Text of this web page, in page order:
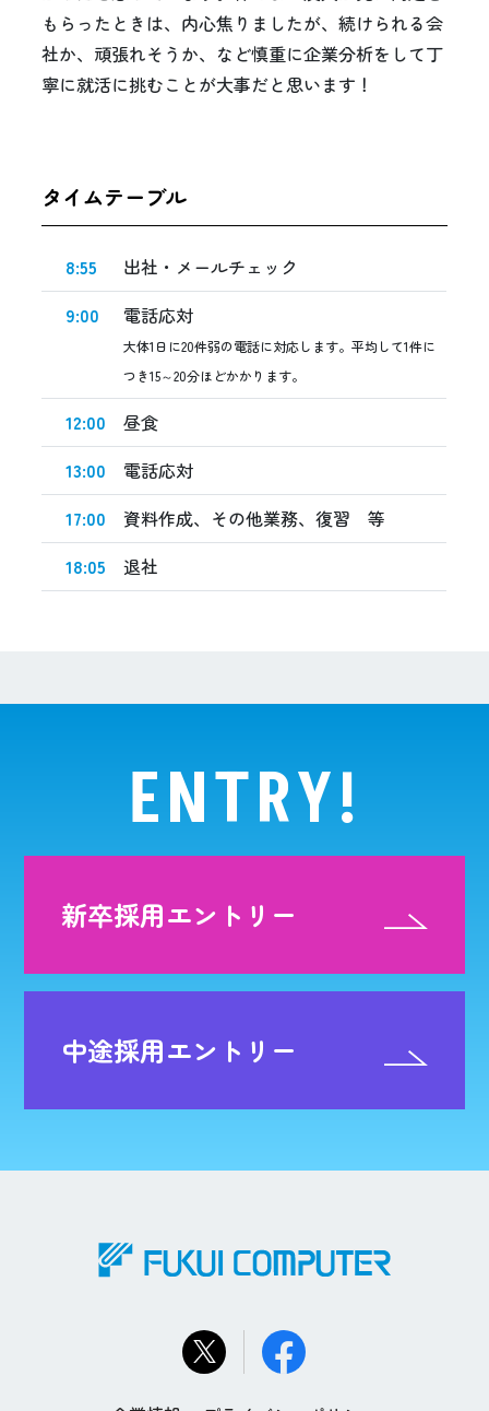
もらったときは、内心焦りましたが、続けられる会
社か、頑張れそうか、など慎重に企業分析をして丁
寧に就活に挑むことが大事だと思います！
タイムテーブル
8:55
出社・メールチェック
9:00
電話応対
大体1日に20件弱の電話に対応します。平均して1件に
つき15～20分ほどかかります。
12:00
昼食
13:00
電話応対
17:00
資料作成、その他業務、復習 等
18:05
退社
ENTRY!
新卒採用エントリー
中途採用エントリー